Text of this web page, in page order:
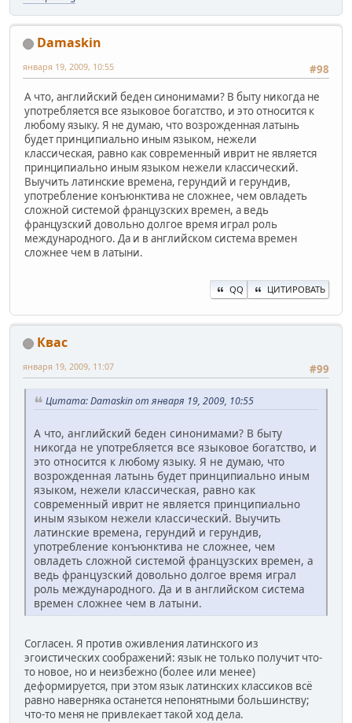
Damaskin
#98
января 19, 2009, 10:55
А что, английский беден синонимами? В быту никогда не
употребляется все языковое богатство, и это относится к
любому языку. Я не думаю, что возрожденная латынь
будет принципиально иным языком, нежели
классическая, равно как современный иврит не является
принципиально иным языком нежели классический.
Выучить латинские времена, герундий и герундив,
употребление конъюнктива не сложнее, чем овладеть
сложной системой французских времен, а ведь
французский довольно долгое время играл роль
международного. Да и в английском система времен
сложнее чем в латыни.
QQ ЦИТИРОВАТЬ
Квас
#99
января 19, 2009, 11:07
Цитата: Damaskin от января 19, 2009, 10:55
А что, английский беден синонимами? В быту
никогда не употребляется все языковое богатство, и
это относится к любому языку. Я не думаю, что
возрожденная латынь будет принципиально иным
языком, нежели классическая, равно как
современный иврит не является принципиально
иным языком нежели классический. Выучить
латинские времена, герундий и герундив,
употребление конъюнктива не сложнее, чем
овладеть сложной системой французских времен, а
ведь французский довольно долгое время играл
роль международного. Да и в английском система
времен сложнее чем в латыни.
Согласен. Я против оживления латинского из
эгоистических соображений: язык не только получит что-
то новое, но и неизбежно (более или менее)
деформируется, при этом язык латинских классиков всё
равно наверняка останется непонятными большинству;
что-то меня не привлекает такой ход дела.